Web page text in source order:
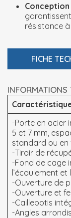
résistance à
FICHE
INFORMATIONS
-Porte en acier
5 et 7 mm,
standard ou
-Tiroir de
-Fond de cage
l’écoulement
-Ouverture de
-Ouverture et
-Caillebotis
-Angles arrondis